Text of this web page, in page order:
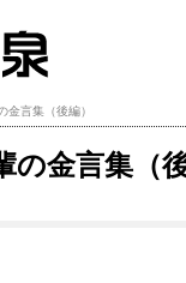
金言集（後編）
金言集（後